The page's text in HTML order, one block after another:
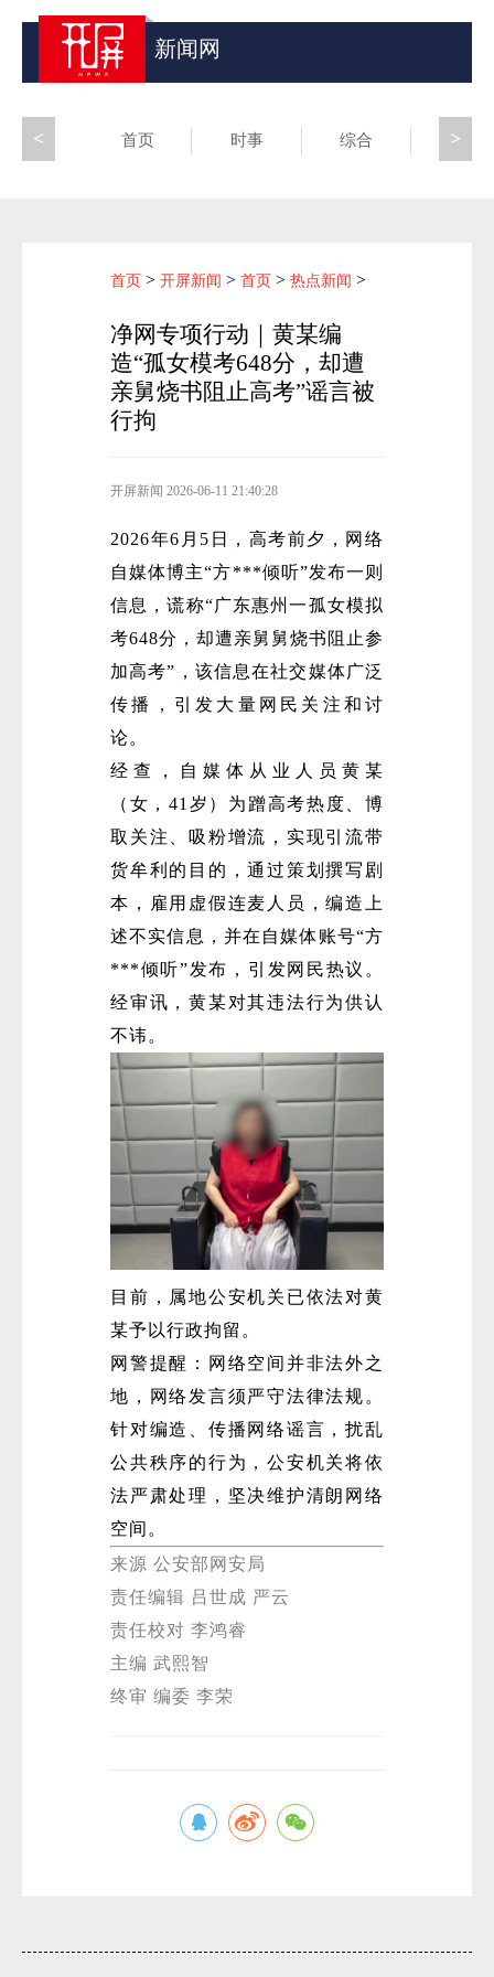
新闻网
首页 时事 综合 昆滇
>
<
首页 > 开屏新闻 > 首页 > 热点新闻 >
净网专项行动｜黄某编
造“孤女模考648分，却遭
亲舅烧书阻止高考”谣言被
行拘
开屏新闻 2026-06-11 21:40:28
2026年6月5日，高考前夕，网络
自媒体博主“方***倾听”发布一则
信息，谎称“广东惠州一孤女模拟
考648分，却遭亲舅舅烧书阻止参
加高考”，该信息在社交媒体广泛
传播，引发大量网民关注和讨
论。
经查，自媒体从业人员黄某
（女，41岁）为蹭高考热度、博
取关注、吸粉增流，实现引流带
货牟利的目的，通过策划撰写剧
本，雇用虚假连麦人员，编造上
述不实信息，并在自媒体账号“方
***倾听”发布，引发网民热议。
经审讯，黄某对其违法行为供认
不讳。
目前，属地公安机关已依法对黄
某予以行政拘留。
网警提醒：网络空间并非法外之
地，网络发言须严守法律法规。
针对编造、传播网络谣言，扰乱
公共秩序的行为，公安机关将依
法严肃处理，坚决维护清朗网络
空间。
来源 公安部网安局
责任编辑 吕世成 严云
责任校对 李鸿睿
主编 武熙智
终审 编委 李荣